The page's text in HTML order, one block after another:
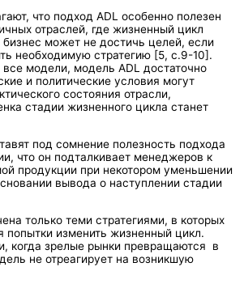
что подход ADL особенно полезен
отраслей, где жизненный цикл
бизнес может не достичь целей, если
необходимую стратегию [5, с.9-10].
модели, модель ADL достаточно
и политические условия могут
состояния отрасли,
стадии жизненного цикла станет
под сомнение полезность подхода
что он подталкивает менеджеров к
продукции при некотором уменьшении
вывода о наступлении стадии
только теми стратегиями, в которых
попытки изменить жизненный цикл.
когда зрелые рынки превращаются в
не отреагирует на возникшую